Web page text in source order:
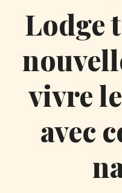
Lodge
vivre
avec